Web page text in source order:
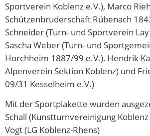
Sportverein Koblenz e.V.), Marco
Schützenbruderschaft Rübenach
Schneider (Turn- und Sportverein
Sascha Weber (Turn- und
Horchheim 1887/99 e.V.), Hendrik
Alpenverein Sektion Koblenz) und
09/31 Kesselheim e.V.)
Mit der Sportplakette wurden
Schall (Kunstturnvereinigung
Vogt (LG Koblenz-Rhens)